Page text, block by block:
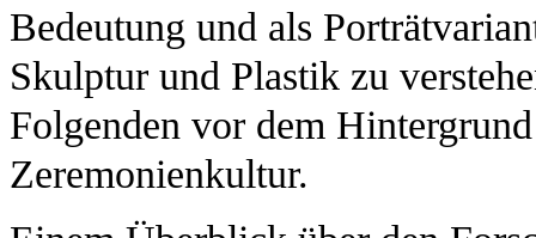
Bedeutung und als
Skulptur und Plastik zu
Folgenden vor dem
Zeremonienkultur.